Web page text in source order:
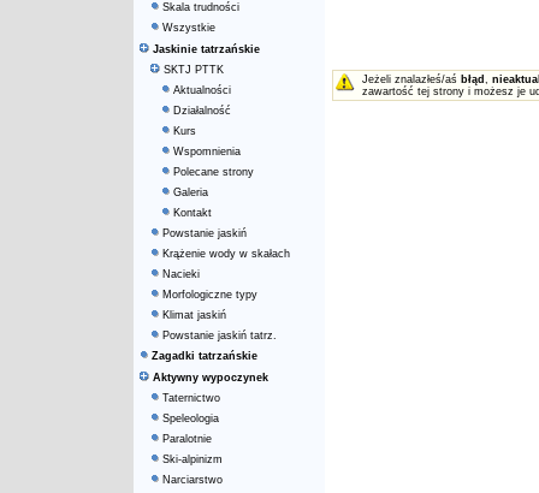
Skala trudności
Wszystkie
Jaskinie tatrzańskie
SKTJ PTTK
Aktualności
Działalność
Kurs
Wspomnienia
Polecane strony
Galeria
Kontakt
Powstanie jaskiń
Krążenie wody w skałach
Nacieki
Morfologiczne typy
Klimat jaskiń
Powstanie jaskiń tatrz.
Zagadki tatrzańskie
Aktywny wypoczynek
Taternictwo
Speleologia
Paralotnie
Ski-alpinizm
Narciarstwo
Jeżeli znalazłeś/aś błąd ,
zawartość tej strony i możesz je